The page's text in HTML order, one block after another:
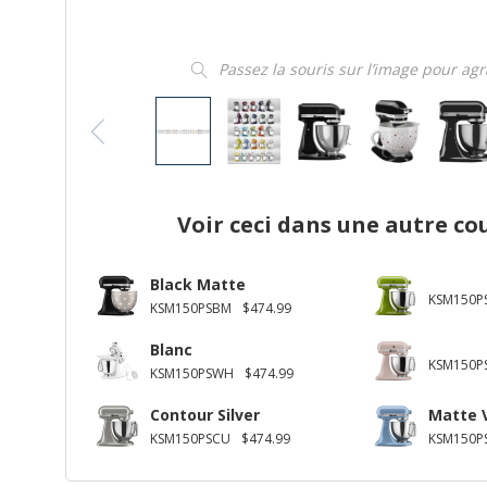
Passez la souris sur l’image pour
Voir ceci dans une autre
Black Matte
KSM150PSBM $474.99
Blanc
KSM150PSWH $474.99
Contour Silver
KSM150PSCU $474.99
Matte